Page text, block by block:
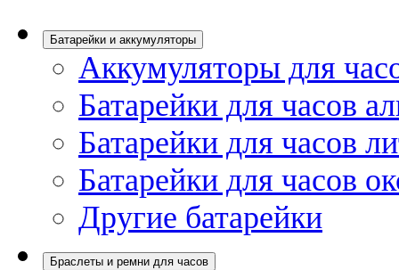
Батарейки и аккумуляторы
Аккумуляторы для
Батарейки для часов
Батарейки для часов
Батарейки для часов
Другие батарейки
Браслеты и ремни для часов